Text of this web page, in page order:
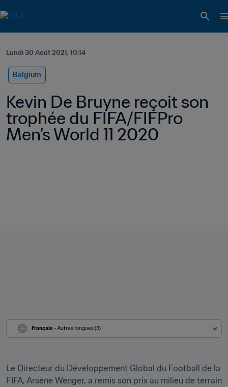
Lundi 30 Août 2021, 10:14
Belgium
Kevin De Bruyne reçoit son
trophée du FIFA/FIFPro
Men’s World 11 2020
Français - Autres langues (3)
Le Directeur du Développement Global du Football de la
FIFA, Arsène Wenger, a remis son prix au milieu de terrain